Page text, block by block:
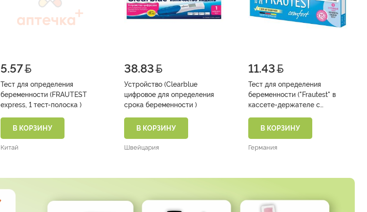
5.57
Тест для определения
беременности (FRAUTEST
express, 1 тест-полоска )
В КОРЗИНУ
Китай
38.83
Устройство (Clearblue
цифровое для определения
срока беременности )
В КОРЗИНУ
Швейцария
11.43
Тест для определения
беременности ("Frautest" в
кассете-держателе с
В КОРЗИНУ
Германия